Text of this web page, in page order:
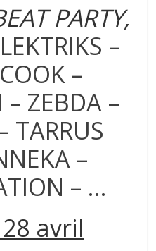
PARTY,
–
–
ZEBDA –
TARRUS
–
– …
avril